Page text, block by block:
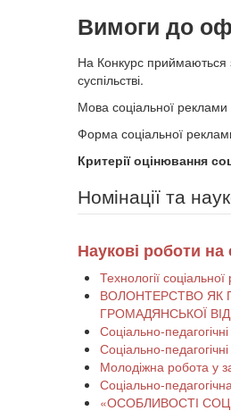
Вимоги до
На Конкурс приймаються
суспільстві.
Мова соціальної реклами
Форма соціальної
Критерії оцінювання
Номінації та
Наукові роботи на
Технології
ВОЛОНТЕРСТВО ЯК
ГРОМАДЯНСЬКОЇ
Соціально-
Соціально-
Молодіжна робота у
Соціально-
«ОСОБЛИВОСТІ